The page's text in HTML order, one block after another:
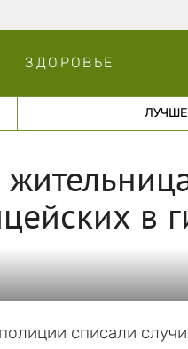
ЗДОРОВЬЕ
в
списали